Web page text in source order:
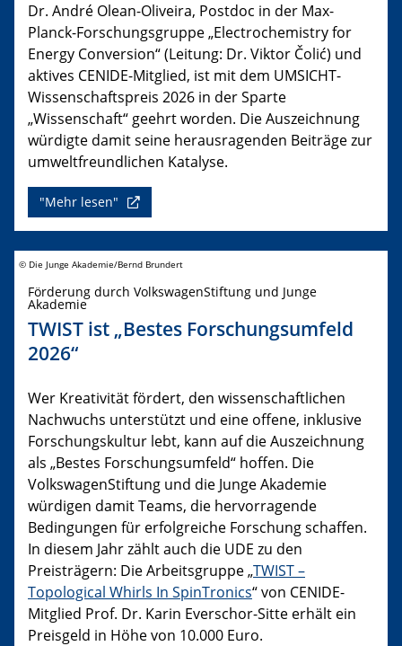
Dr. André Olean-Oliveira, Postdoc in der Max-
Planck-Forschungsgruppe „Electrochemistry for
Energy Conversion“ (Leitung: Dr. Viktor Čolić) und
aktives CENIDE-Mitglied, ist mit dem UMSICHT-
Wissenschaftspreis 2026 in der Sparte
„Wissenschaft“ geehrt worden. Die Auszeichnung
würdigte damit seine herausragenden Beiträge zur
umweltfreundlichen Katalyse.
"Mehr lesen"
© Die Junge Akademie/Bernd Brundert
Förderung durch VolkswagenStiftung und Junge
Akademie
TWIST ist „Bestes Forschungsumfeld
2026“
Wer Kreativität fördert, den wissenschaftlichen
Nachwuchs unterstützt und eine offene, inklusive
Forschungskultur lebt, kann auf die Auszeichnung
als „Bestes Forschungsumfeld“ hoffen. Die
VolkswagenStiftung und die Junge Akademie
würdigen damit Teams, die hervorragende
Bedingungen für erfolgreiche Forschung schaffen.
In diesem Jahr zählt auch die UDE zu den
Preisträgern: Die Arbeitsgruppe „TWIST –
Topological Whirls In SpinTronics“ von CENIDE-
Mitglied Prof. Dr. Karin Everschor-Sitte erhält ein
Preisgeld in Höhe von 10.000 Euro.